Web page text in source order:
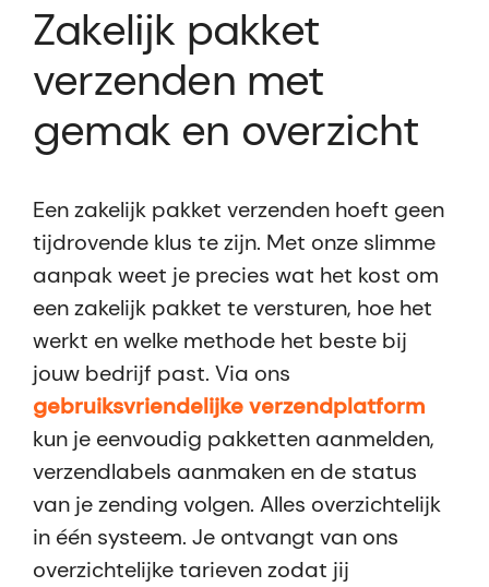
Zakelijk pakket
verzenden met
gemak en overzicht
Een zakelijk pakket verzenden hoeft geen
tijdrovende klus te zijn. Met onze slimme
aanpak weet je precies wat het kost om
een zakelijk pakket te versturen, hoe het
werkt en welke methode het beste bij
jouw bedrijf past. Via ons
gebruiksvriendelijke verzendplatform
kun je eenvoudig pakketten aanmelden,
verzendlabels aanmaken en de status
van je zending volgen. Alles overzichtelijk
in één systeem. Je ontvangt van ons
overzichtelijke tarieven zodat jij